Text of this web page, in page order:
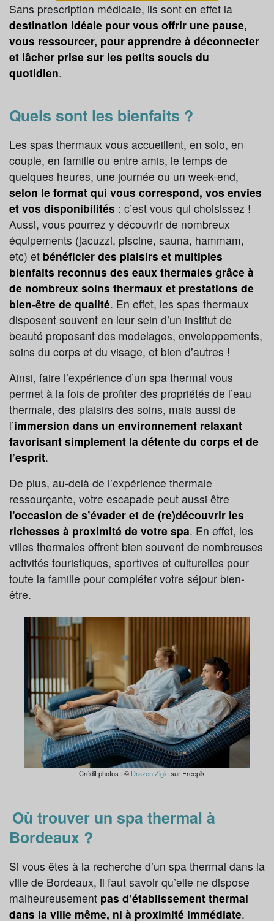
Sans prescription médicale, ils sont en effet la
destination idéale pour vous offrir une pause,
vous ressourcer, pour apprendre à déconnecter
et lâcher prise sur les petits soucis du
quotidien.
Quels sont les bienfaits ?
Les spas thermaux vous accueillent, en solo, en
couple, en famille ou entre amis, le temps de
quelques heures, une journée ou un week-end,
selon le format qui vous correspond, vos envies
et vos disponibilités : c’est vous qui choisissez !
Aussi, vous pourrez y découvrir de nombreux
équipements (jacuzzi, piscine, sauna, hammam,
etc) et bénéficier des plaisirs et multiples
bienfaits reconnus des eaux thermales grâce à
de nombreux soins thermaux et prestations de
bien-être de qualité. En effet, les spas thermaux
disposent souvent en leur sein d’un institut de
beauté proposant des modelages, enveloppements,
soins du corps et du visage, et bien d’autres !
Ainsi, faire l’expérience d’un spa thermal vous
permet à la fois de profiter des propriétés de l’eau
thermale, des plaisirs des soins, mais aussi de
l’immersion dans un environnement relaxant
favorisant simplement la détente du corps et de
l’esprit.
De plus, au-delà de l’expérience thermale
ressourçante, votre escapade peut aussi être
l’occasion de s’évader et de (re)découvrir les
richesses à proximité de votre spa. En effet, les
villes thermales offrent bien souvent de nombreuses
activités touristiques, sportives et culturelles pour
toute la famille pour compléter votre séjour bien-
être.
Crédit photos : ©Drazen Zigicsur Freepik
Où trouver un spa thermal à
Bordeaux ?
Si vous êtes à la recherche d’un spa thermal dans la
ville de Bordeaux, il faut savoir qu’elle ne dispose
malheureusement pas d’établissement thermal
dans la ville même, ni à proximité immédiate.